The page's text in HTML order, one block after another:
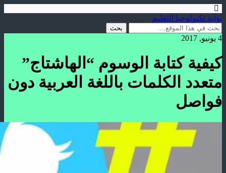
بوابة تكنولوجيا التعليم
4 يونيو, 2017
كيفية كتابة الوسوم “الهاشتاج”
متعدد الكلمات باللغة العربية دون
فواصل